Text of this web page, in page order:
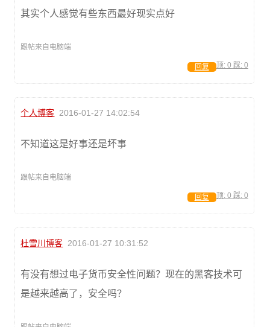
其实个人感觉有些东西最好现实点好
跟帖来自电脑端
顶: 0 踩: 0
回复
个人博客 2016-01-27 14:02:54
不知道这是好事还是坏事
跟帖来自电脑端
顶: 0 踩: 0
回复
杜雪川博客 2016-01-27 10:31:52
有没有想过电子货币安全性问题？现在的黑客技术可
是越来越高了，安全吗？